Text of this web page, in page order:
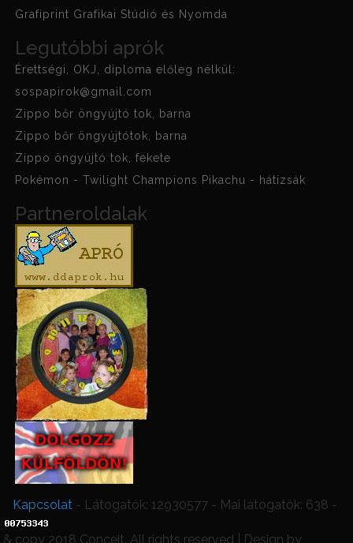
Grafiprint Grafikai Stúdió és Nyomda
Legutóbbi aprók
Érettségi, OKJ, diploma előleg nélkül:
sospapirok@gmail.com
Zippo bőr öngyújtó tok, barna
Zippo bőr öngyújtótok, barna
Zippo öngyújtó tok, fekete
Pokémon - Twilight Champions Pikachu - hátizsák
Partneroldalak
Kapcsolat - Látogatók: 12930577 - Mai látogatók: 638 -
& copy 2018 Conceit. All rights reserved | Design by